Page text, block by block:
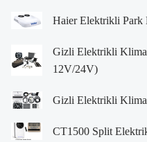
Haier Elektrikli Park
Gizli Elektrikli Klima
12V/24V)
Gizli Elektrikli
CT1500 Split